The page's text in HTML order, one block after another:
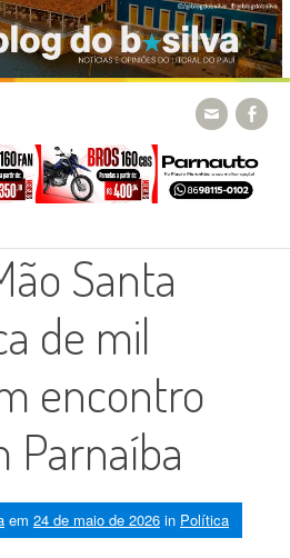
Santa
de mil
encontro
Parnaíba
em 24 de maio de 2026 in Política